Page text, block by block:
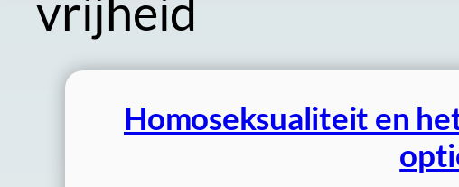
Homoseksualiteit en